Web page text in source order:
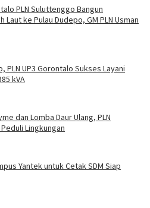
PLN Suluttenggo Bangun
ke Pulau Dudepo, GM PLN Usman
PLN UP3 Gorontalo Sukses Layani
kVA
dan Lomba Daur Ulang, PLN
Lingkungan
Yantek untuk Cetak SDM Siap